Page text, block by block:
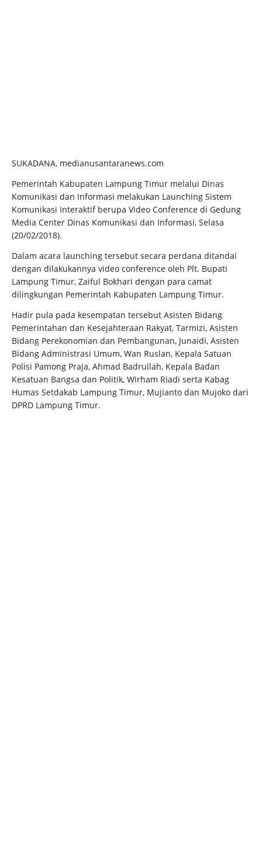
SUKADANA, medianusantaranews.com
Pemerintah Kabupaten Lampung Timur melalui Dinas
Komunikasi dan Informasi melakukan Launching Sistem
Komunikasi Interaktif berupa Video Conference di Gedung
Media Center Dinas Komunikasi dan Informasi, Selasa
(20/02/2018).
Dalam acara launching tersebut secara perdana ditandai
dengan dilakukannya video conference oleh Plt. Bupati
Lampung Timur, Zaiful Bokhari dengan para camat
dilingkungan Pemerintah Kabupaten Lampung Timur.
Hadir pula pada kesempatan tersebut Asisten Bidang
Pemerintahan dan Kesejahteraan Rakyat, Tarmizi, Asisten
Bidang Perekonomian dan Pembangunan, Junaidi, Asisten
Bidang Administrasi Umum, Wan Ruslan, Kepala Satuan
Polisi Pamong Praja, Ahmad Badrullah, Kepala Badan
Kesatuan Bangsa dan Politik, Wirham Riadi serta Kabag
Humas Setdakab Lampung Timur, Mujianto dan Mujoko dari
DPRD Lampung Timur.